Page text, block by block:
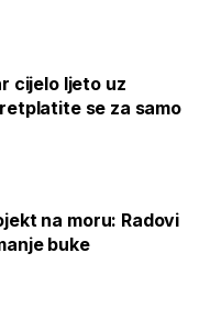
cijelo ljeto uz
se za samo
na moru: Radovi
buke